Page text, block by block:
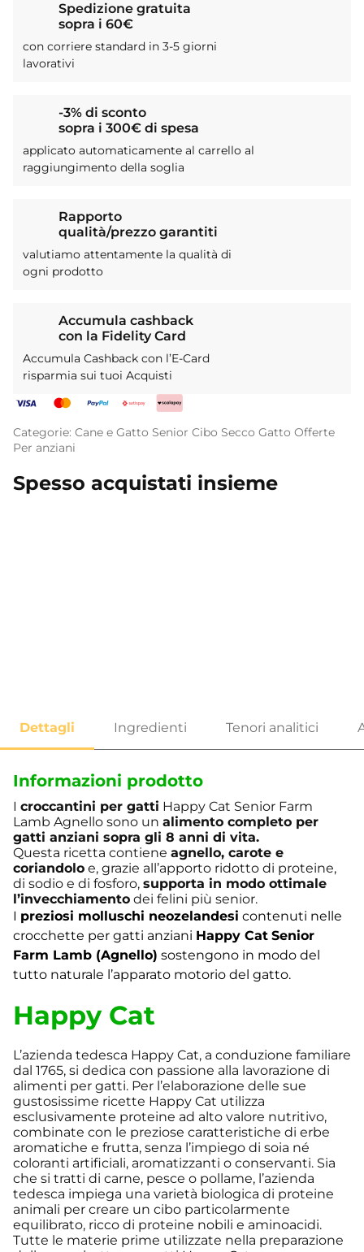
Spedizione gratuita
sopra i 60€
con corriere standard in 3-5 giorni
lavorativi
-3% di sconto
sopra i 300€ di spesa
applicato automaticamente al carrello al
raggiungimento della soglia
Rapporto
qualità/prezzo garantiti
valutiamo attentamente la qualità di
ogni prodotto
Accumula cashback
con la Fidelity Card
Accumula Cashback con l’E-Card
risparmia sui tuoi Acquisti
Categorie: Cane e Gatto Senior Cibo Secco Gatto Offerte
Per anziani
Spesso acquistati insieme
Informazioni prodotto
I croccantini per gatti Happy Cat Senior Farm
Lamb Agnello sono un alimento completo per
gatti anziani sopra gli 8 anni di vita.
Questa ricetta contiene agnello, carote e
coriandolo e, grazie all’apporto ridotto di proteine,
di sodio e di fosforo, supporta in modo ottimale
l’invecchiamento dei felini più senior.
I preziosi molluschi neozelandesi contenuti nelle
crocchette per gatti anziani Happy Cat Senior
Farm Lamb (Agnello) sostengono in modo del
tutto naturale l’apparato motorio del gatto.
Happy Cat
L’azienda tedesca Happy Cat, a conduzione familiare
dal 1765, si dedica con passione alla lavorazione di
alimenti per gatti. Per l’elaborazione delle sue
gustosissime ricette Happy Cat utilizza
esclusivamente proteine ad alto valore nutritivo,
combinate con le preziose caratteristiche di erbe
aromatiche e frutta, senza l’impiego di soia né
coloranti artificiali, aromatizzanti o conservanti. Sia
che si tratti di carne, pesce o pollame, l’azienda
tedesca impiega una varietà biologica di proteine
animali per creare un cibo particolarmente
equilibrato, ricco di proteine nobili e aminoacidi.
Tutte le materie prime utilizzate nella preparazione